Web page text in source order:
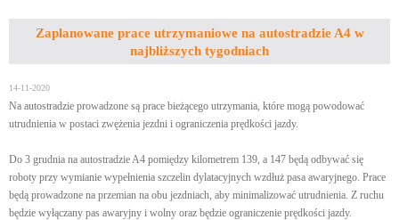
Zaplanowane prace utrzymaniowe na autostradzie A4 w
najbliższych tygodniach
14-11-2020
Na autostradzie prowadzone są prace bieżącego utrzymania, które mogą powodować
utrudnienia w postaci zwężenia jezdni i ograniczenia prędkości jazdy.
Do 3 grudnia na autostradzie A4 pomiędzy kilometrem 139, a 147 będą odbywać się
roboty przy wymianie wypełnienia szczelin dylatacyjnych wzdłuż pasa awaryjnego. Prace
będą prowadzone na przemian na obu jezdniach, aby minimalizować utrudnienia. Z ruchu
będzie wyłączany pas awaryjny i wolny oraz będzie ograniczenie prędkości jazdy.